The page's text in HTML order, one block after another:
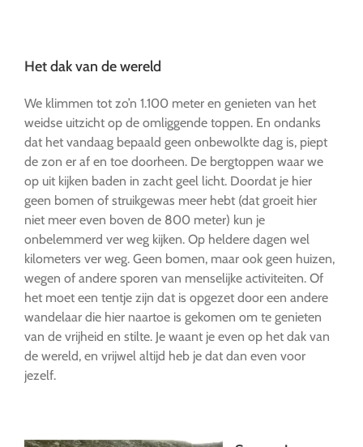
Het dak van de wereld
We klimmen tot zo’n 1.100 meter en genieten van het
weidse uitzicht op de omliggende toppen. En ondanks
dat het vandaag bepaald geen onbewolkte dag is, piept
de zon er af en toe doorheen. De bergtoppen waar we
op uit kijken baden in zacht geel licht. Doordat je hier
geen bomen of struikgewas meer hebt (dat groeit hier
niet meer even boven de 800 meter) kun je
onbelemmerd ver weg kijken. Op heldere dagen wel
kilometers ver weg. Geen bomen, maar ook geen huizen,
wegen of andere sporen van menselijke activiteiten. Of
het moet een tentje zijn dat is opgezet door een andere
wandelaar die hier naartoe is gekomen om te genieten
van de vrijheid en stilte. Je waant je even op het dak van
de wereld, en vrijwel altijd heb je dat dan even voor
jezelf.